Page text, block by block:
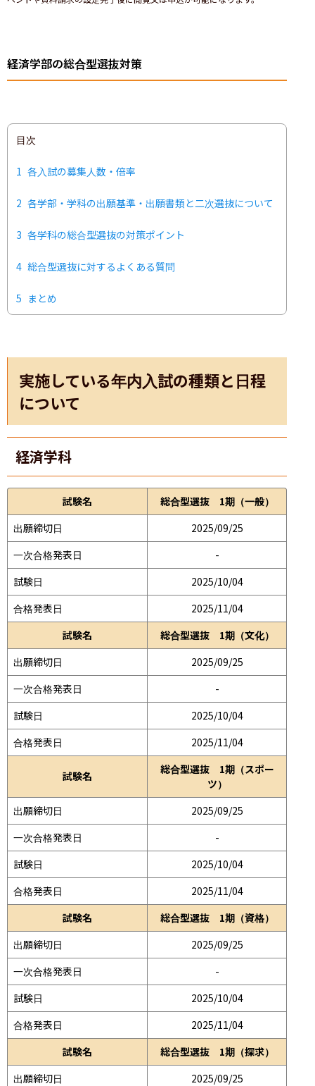
経済学部の総合型選抜対策
目次
1 各入試の募集人数・倍率
2 各学部・学科の出願基準・出願書類と二次選抜について
3 各学科の総合型選抜の対策ポイント
4 総合型選抜に対するよくある質問
5 まとめ
実施している年内入試の種類と日程
について
経済学科
試験名
総合型選抜 1期（一般）
出願締切日
2025/09/25
一次合格発表日
-
試験日
2025/10/04
合格発表日
2025/11/04
試験名
総合型選抜 1期（文化）
出願締切日
2025/09/25
一次合格発表日
-
試験日
2025/10/04
合格発表日
2025/11/04
試験名
総合型選抜 1期（スポー
ツ）
出願締切日
2025/09/25
一次合格発表日
-
試験日
2025/10/04
合格発表日
2025/11/04
試験名
総合型選抜 1期（資格）
出願締切日
2025/09/25
一次合格発表日
-
試験日
2025/10/04
合格発表日
2025/11/04
試験名
総合型選抜 1期（探求）
出願締切日
2025/09/25